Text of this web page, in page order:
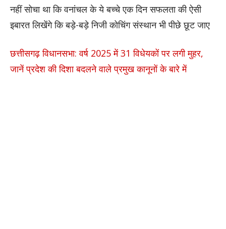
नहीं सोचा था कि वनांचल के ये बच्चे एक दिन सफलता की ऐसी
इबारत लिखेंगे कि बड़े-बड़े निजी कोचिंग संस्थान भी पीछे छूट जाए
छत्तीसगढ़ विधानसभा: वर्ष 2025 में 31 विधेयकों पर लगी मुहर,
जानें प्रदेश की दिशा बदलने वाले प्रमुख कानूनों के बारे में